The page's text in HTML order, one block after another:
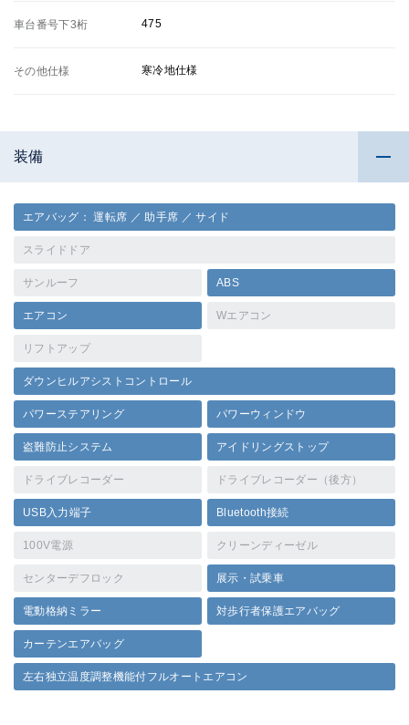
車台番号下3桁 475
その他仕様 寒冷地仕様
装備
エアバッグ： 運転席 ／ 助手席 ／ サイド
スライドドア
サンルーフ ABS
エアコン Wエアコン
リフトアップ
ダウンヒルアシストコントロール
パワーステアリング パワーウィンドウ
盗難防止システム アイドリングストップ
ドライブレコーダー ドライブレコーダー（後方）
USB入力端子 Bluetooth接続
100V電源 クリーンディーゼル
センターデフロック 展示・試乗車
電動格納ミラー 対歩行者保護エアバッグ
カーテンエアバッグ
左右独立温度調整機能付フルオートエアコン